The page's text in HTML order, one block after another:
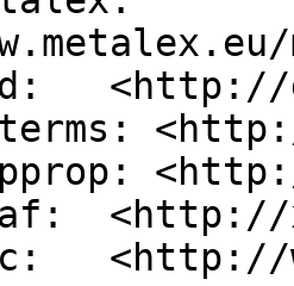
<http://
<http://